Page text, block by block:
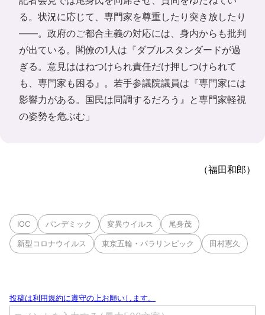
る。状況に応じて、専門家を尊重したり突き放したり
――。政府のご都合主義の対応には、身内からも批判
が出ている。閣僚の1人は『ダブルスタンダードが過
ぎる。意見ははねつけられ責任だけ押しつけられて
も、専門家も困る』。若手参議院議員は『専門家には
影響力がある。国民は同調するだろう』と専門家軽視
の姿勢を危ぶむ」
（福田和郎）
IOC パンデミック 変異ウイルス 尾身茂
新型コロナウイルス 東京五輪・パラリンピック 田村憲久